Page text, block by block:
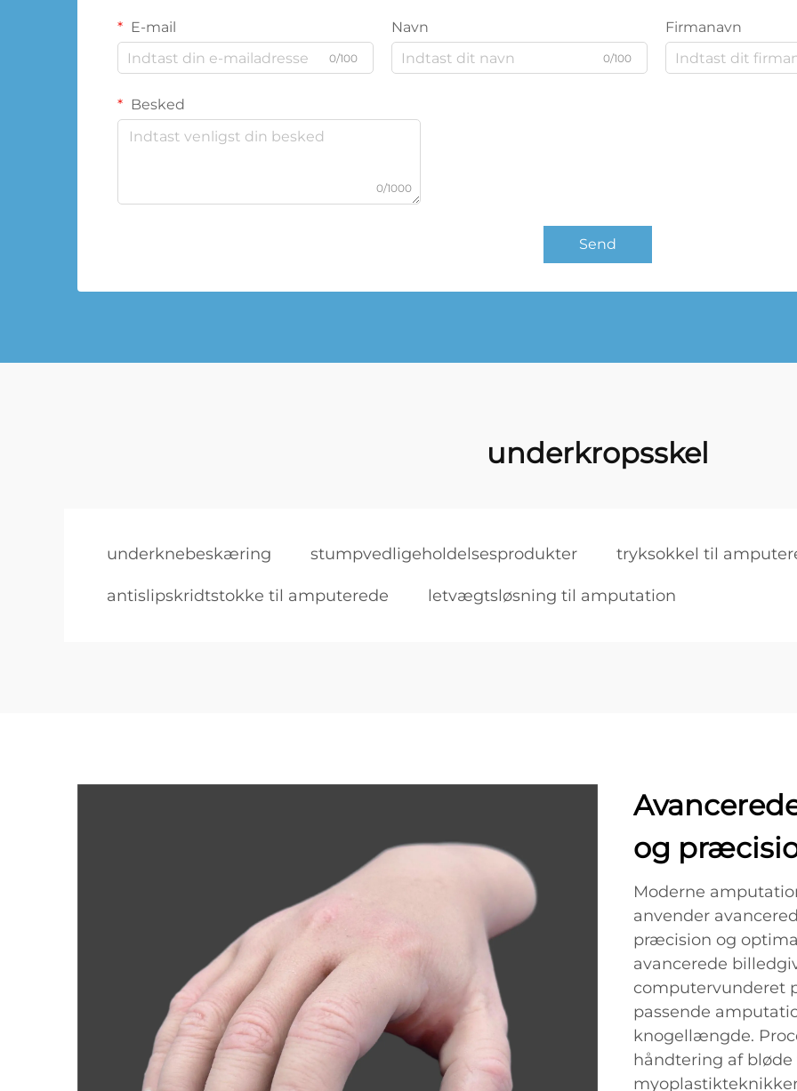
E-mail
0/100
Navn
0/100
Firmanavn
Besked
0/1000
Send
underkropsskel
underknebeskæring stumpvedligeholdelsesprodukter tryksokkel til
antislipskridtstokke til amputerede letvægtsløsning til amputation
og
Moderne
anvender
præcision og
avancerede
computervunderet
passende
knogellængde.
håndtering af